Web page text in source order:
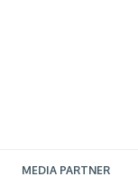
MEDIA PARTNER